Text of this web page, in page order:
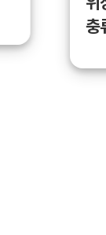
충